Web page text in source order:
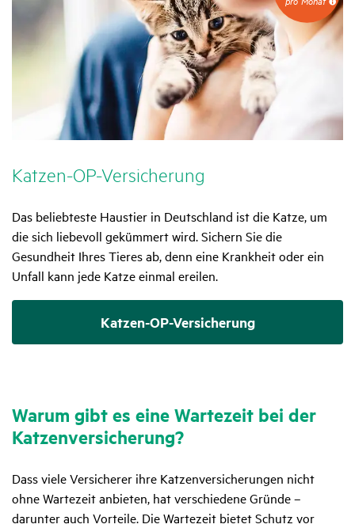
Katzen-OP-Versi­che­rung
Das beliebteste Haustier in Deutschland ist die Katze, um
die sich liebevoll gekümmert wird. Sichern Sie die
Gesundheit Ihres Tieres ab, denn eine Krankheit oder ein
Unfall kann jede Katze einmal ereilen.
Katzen-OP-Versicherung
EUR
pro
Monat
Warum gibt es eine Warte­zeit bei der
Katzen­ver­si­che­rung?
Dass viele Versicherer ihre Katzenversicherungen nicht
ohne Wartezeit anbieten, hat verschiedene Gründe –
darunter auch Vorteile. Die Wartezeit bietet Schutz vor